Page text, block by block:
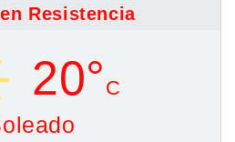
Resistencia
20° C